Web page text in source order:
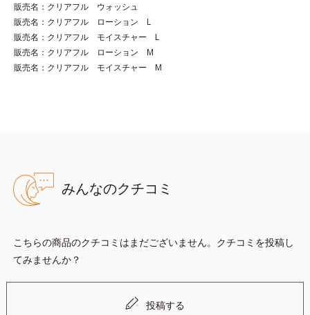
L＝さっぱりタイプ（ニキビのできやすい肌・超脂性肌～普通
肌）
M＝しっとりタイプ（ニキビのできやすい肌・普通肌～乾性肌）
*5 テトラ2-ヘキシルデカン酸アスコルビル、天然ビタミンE、イ
ノシット、フィチン酸、ユズセラミド、スフィンゴ糖脂質配合＝
*7 うるおいによりキメを整えて毛穴を目立たなくする
*8 すべての方に皮膚刺激がおきないというわけではありません
※敏感肌対象パッチテスト済（すべての人に皮膚刺激がおきない
販売名：クリアフル ウォッシュ
販売名：クリアフル ローション L
販売名：クリアフル モイスチャー L
販売名：クリアフル ローション M
販売名：クリアフル モイスチャー M
みんなのクチコミ
こちらの商品のクチコミはまだございません。クチコミを投稿し
てみませんか？
投稿する